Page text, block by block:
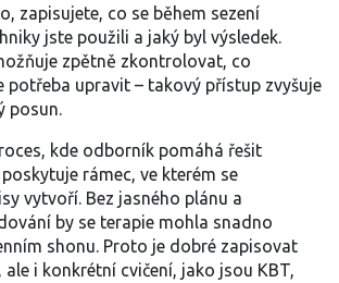
zapisujete, co se během sezení
jste použili a jaký byl výsledek.
zpětně zkontrolovat, co
potřeba upravit – takový přístup zvyšuje
posun.
kde odborník pomáhá řešit
poskytuje rámec, ve kterém se
vytvoří. Bez jasného plánu a
by se terapie mohla snadno
shonu. Proto je dobré zapisovat
i konkrétní cvičení, jako jsou KBT,